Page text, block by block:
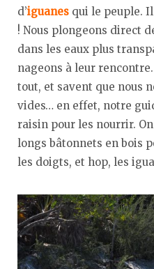
d’iguanes qui le peuple.
! Nous plongeons direct
dans les eaux plus
nageons à leur
tout, et savent que nous
vides… en effet, notre
raisin pour les nourrir.
longs bâtonnets en bois
les doigts, et hop, les